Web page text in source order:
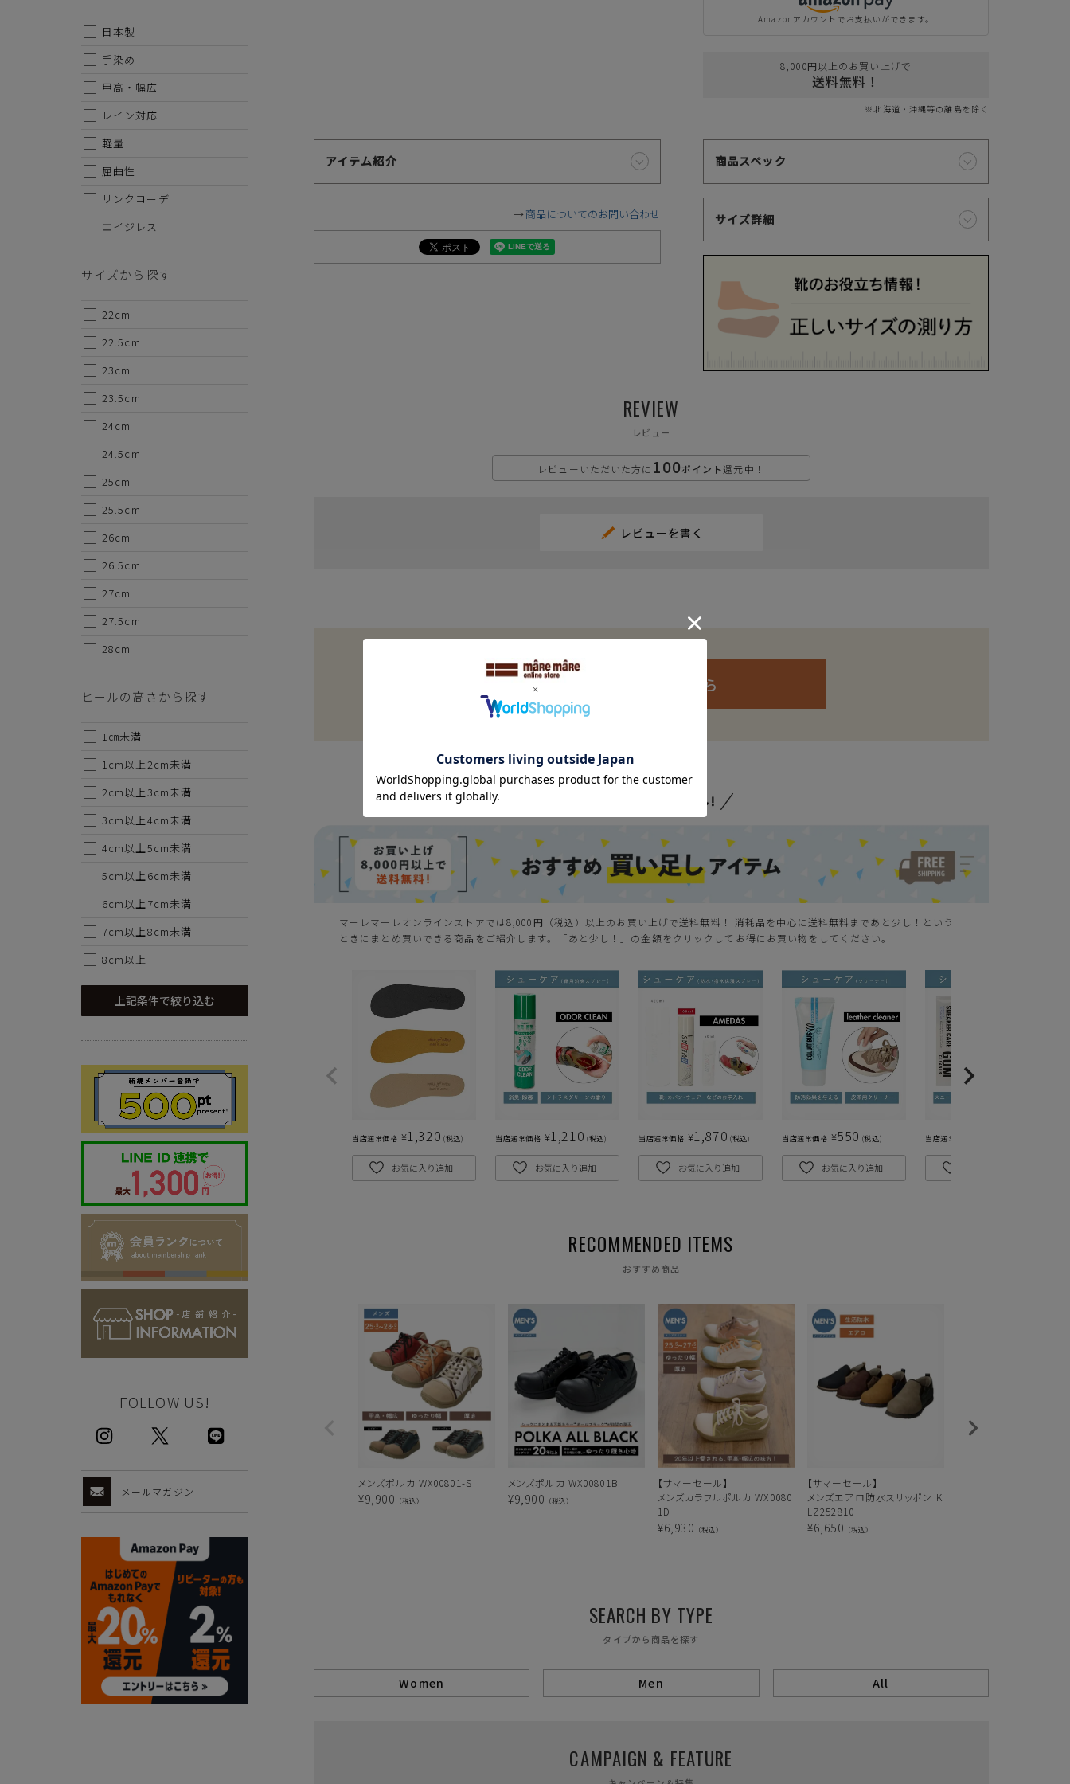
Amazonアカウントでお支払いができます。
8,000円以上のお買い上げで
送料無料！
※北海道・沖縄等の離島を除く
アイテム紹介
商品についてのお問い合わせ
商品スペック
サイズ詳細
REVIEW
レビュー
レビューいただいた方に 100ポイント還元中！
レビューを書く
ご購入はこちら
マーレマーレオンラインストアでは8,000円（税込）以上のお買い上げで送料無料！ 消耗品を中心に送料無料まであと少し！という
ときにまとめ買いできる商品をご紹介します。「あと少し！」の金額をクリックしてお得にお買い物をしてください。
当店通常価格 ¥1,320 税込
お気に入り追加
当店通常価格 ¥1,210 税込
お気に入り追加
当店通常価格 ¥1,870 税込
お気に入り追加
当店通常価格 ¥550 税込
お気に入り追加
当店通常価格
おすすめ商品
メンズポルカ WX00801-S
¥9,900 （税込）
メンズポルカ WX00801B
¥9,900 （税込）
【サマーセール】
メンズカラフルポルカ WX0080
1D
¥6,930 （税込）
【サマーセール】
メンズエアロ防水スリッポン K
LZ252810
¥6,650 （税込）
SEARCH BY TYPE
タイプから商品を探す
Women Men All
CAMPAIGN & FEATURE
日本製
手染め
甲高・幅広
レイン対応
軽量
屈曲性
リンクコーデ
エイジレス
サイズから探す
22cm
22.5cm
23cm
23.5cm
24cm
24.5cm
25cm
25.5cm
26cm
26.5cm
27cm
27.5cm
28cm
ヒールの高さから探す
1㎝未満
1cm以上2cm未満
2cm以上3cm未満
3cm以上4cm未満
4cm以上5cm未満
5cm以上6cm未満
6cm以上7cm未満
7cm以上8cm未満
8cm以上
上記条件で絞り込む
FOLLOW US!
メールマガジン
代金のお支払い方法について
クレジットカード・銀行振込（前払い）・Amazonペイ・代
金引換の中からお好きな決済方法をお選びいただけます。
ております。
以下のカード会社がお使いいただけます。
※お支払いは、お客様がお持ちのクレジットカード会社の会員規約に基
づき、ご指定の口座から引落としさせていただきます。
・セール/アウトレット商品の交換・返品は原則としてご遠慮願います。
・掲載されております画像を許可無くご使用にならないで下さい。お使いになりたい場合はお問い合せよりご連絡下さい。
・当オンラインストアと実店舗では、一部商品にて割引率が異なります
支払・配送について
特定商取引法に基づく表示
個人情報保護方針
返品特約について